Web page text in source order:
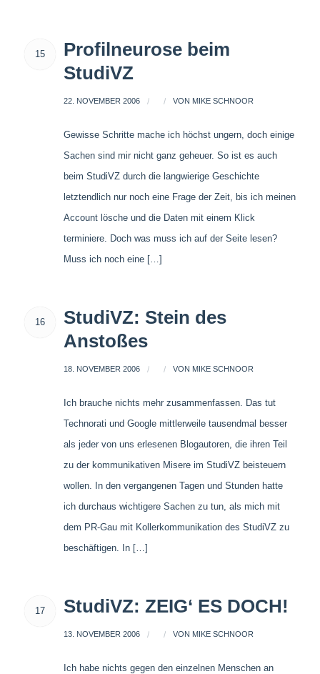
15
Profilneurose beim
StudiVZ
22. NOVEMBER 2006 / / VON MIKE SCHNOOR
Gewisse Schritte mache ich höchst ungern, doch einige
Sachen sind mir nicht ganz geheuer. So ist es auch
beim StudiVZ durch die langwierige Geschichte
letztendlich nur noch eine Frage der Zeit, bis ich meinen
Account lösche und die Daten mit einem Klick
terminiere. Doch was muss ich auf der Seite lesen?
Muss ich noch eine […]
16
StudiVZ: Stein des
Anstoßes
18. NOVEMBER 2006 / / VON MIKE SCHNOOR
Ich brauche nichts mehr zusammenfassen. Das tut
Technorati und Google mittlerweile tausendmal besser
als jeder von uns erlesenen Blogautoren, die ihren Teil
zu der kommunikativen Misere im StudiVZ beisteuern
wollen. In den vergangenen Tagen und Stunden hatte
ich durchaus wichtigere Sachen zu tun, als mich mit
dem PR-Gau mit Kollerkommunikation des StudiVZ zu
beschäftigen. In […]
17 StudiVZ: ZEIG‘ ES DOCH!
13. NOVEMBER 2006 / / VON MIKE SCHNOOR
Ich habe nichts gegen den einzelnen Menschen an